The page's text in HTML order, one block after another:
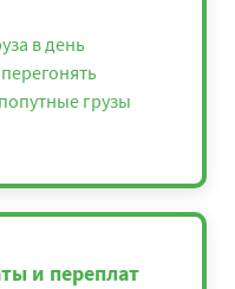
в день
грузы
и переплат